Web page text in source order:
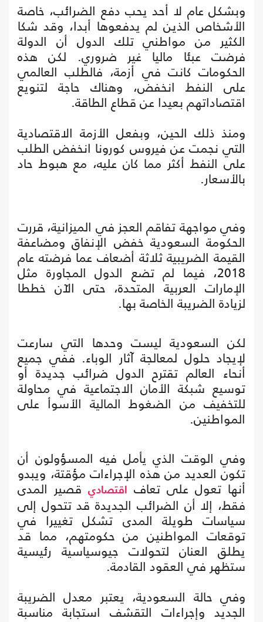
وبشكل عام لا أحد يحب دفع الضرائب، خاصة
الأشخاص الذين لم يدفعوها أبدا، وقد شكا
الكثير من مواطني تلك الدول أن الدولة
فرضت عبئا ماليا غير ضروري. لكن هذه
الحكومات كانت في أزمة، فالطلب العالمي
على النفط انخفض، وهناك حاجة لتنويع
اقتصاداتهم بعيدا عن قطاع الطاقة.
ومنذ ذلك الحين، وبفعل الأزمة الاقتصادية
التي نجمت عن فيروس كورونا انخفض الطلب
على النفط أكثر مما كان عليه، مع هبوط حاد
بالأسعار.
وفي مواجهة تفاقم العجز في الميزانية، قررت
الحكومة السعودية خفض الإنفاق ومضاعفة
القيمة الضريبية ثلاثة أضعاف عما فرضته عام
2018، فيما لم تضع الدول المجاورة مثل
الإمارات العربية المتحدة، حتى الآن خططا
لزيادة الضريبة الخاصة بها.
لكن السعودية ليست وحدها التي سارعت
لإيجاد حلول لمعالجة آثار الوباء. ففي جميع
أنحاء العالم تقترح الدول ضرائب جديدة أو
توسيع شبكة الأمان الاجتماعية في محاولة
للتخفيف من الضغوط المالية الأسوأ على
المواطنين.
وفي الوقت الذي يأمل فيه المسؤولون أن
تكون العديد من هذه الإجراءات مؤقتة، ويبدو
أنها تعول على تعاف اقتصادي
قصير المدى
فقط، إلا أن الضرائب الجديدة قد تتحول إلى
سياسات طويلة المدى تشكل تغييرا في
توقعات المواطنين من حكومتهم، مما قد
يطلق العنان لتحولات جيوسياسية رئيسية
ستظهر في العقود القادمة.
وفي حالة السعودية، يعتبر معدل الضريبة
الجديد وإجراءات التقشف استجابة مناسبة